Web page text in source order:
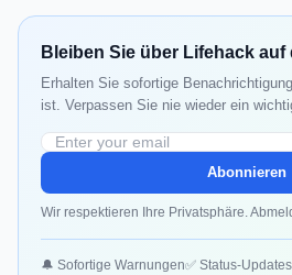
Bleiben Sie über Lifehack auf
Erhalten Sie sofortige
ist. Verpassen Sie nie wieder ein
Abonnieren
Wir respektieren Ihre Privatsphäre.
🔔 Sofortige Warnungen✅ Status-Updates